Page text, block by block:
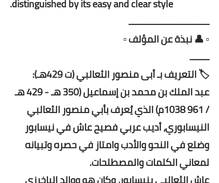
distinguished by its easy and clear style.
ـــــــــــــــــــــــــــــــــ
▫️ 👤 نبذة عن المؤلف ▫️
ــــــــ
🏷️ التعريف بـ أبى منصور الثعالبي (ت 429هـ):
عبد الملك بن محمد بن إسماعيل (350 هـ - 429 هـ
/ 961 1038م) الذي يُعرف بأبي منصور الثعالبي
النيسابوري، أديب عربي فصيح عاش في نيسابور
وضلع في النحو والأدب وامتاز في حصره وتبيانه
لمعاني الكلمات والمصطلحات.